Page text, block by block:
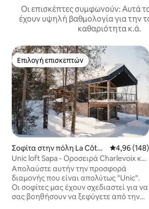
Οι επισκέπτες συμφωνούν: Αυτά
έχουν υψηλή βαθμολογία για την
καθαριότητα κ.ά.
Επιλογή επισκεπτών
Επιλογή επισκεπτών
Σοφίτα στην πόλη La Côte-
de-Beaupré
Μέση
4,96 (148)
Unic loft Sapa - Οροσειρά Charlevoix και
Mont-St-Anne
Απολαύστε αυτήν την προσφορά
διαμονής που είναι απολύτως "Unic".
Οι σοφίτες μας έχουν σχεδιαστεί για να
σας βοηθήσουν να ξεφύγετε από την